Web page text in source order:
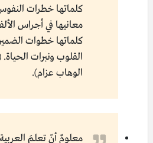
كلماتها خطرات
معانيها في أجراس
كلماتها خطوات
القلوب ونبرات
الوهاب عزام).
معلومٌ أنّ تعلمَ